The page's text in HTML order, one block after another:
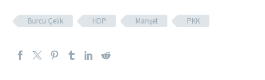
Burcu Çelik HDP Manşet PKK